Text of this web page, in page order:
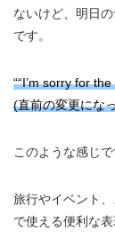
ないけど、明日
です。
““I’m sorry for
(直前の変更にな
このような感じで
旅行やイベント
で使える便利な